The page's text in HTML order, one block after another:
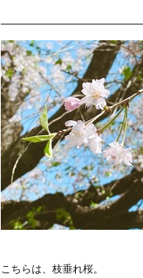
こちらは、枝垂れ桜。